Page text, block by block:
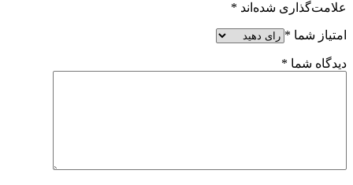
علامت‌گذاری شده‌اند *
امتیاز شما *
دیدگاه شما *